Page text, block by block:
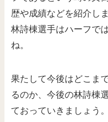
歴や成績などを紹介し
林詩棟選手はハーフで
ね。
果たして今後はどこま
るのか、今後の林詩棟
ておっていきましょう。